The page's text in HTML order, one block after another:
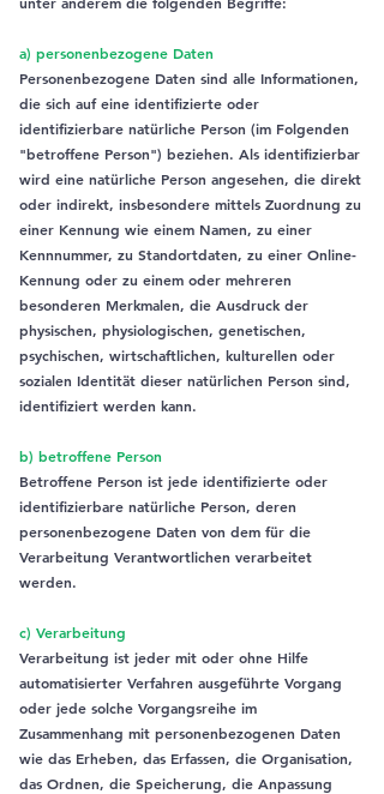
a) personenbezogene Daten
Personenbezogene Daten sind alle Informationen,
die sich auf eine identifizierte oder
identifizierbare natürliche Person (im Folgenden
"betroffene Person") beziehen. Als identifizierbar
wird eine natürliche Person angesehen, die direkt
oder indirekt, insbesondere mittels Zuordnung zu
einer Kennung wie einem Namen, zu einer
Kennnummer, zu Standortdaten, zu einer Online-
Kennung oder zu einem oder mehreren
besonderen Merkmalen, die Ausdruck der
physischen, physiologischen, genetischen,
psychischen, wirtschaftlichen, kulturellen oder
sozialen Identität dieser natürlichen Person sind,
identifiziert werden kann.
b) betroffene Person
Betroffene Person ist jede identifizierte oder
identifizierbare natürliche Person, deren
personenbezogene Daten von dem für die
Verarbeitung Verantwortlichen verarbeitet
werden.
c) Verarbeitung
Verarbeitung ist jeder mit oder ohne Hilfe
automatisierter Verfahren ausgeführte Vorgang
oder jede solche Vorgangsreihe im
Zusammenhang mit personenbezogenen Daten
wie das Erheben, das Erfassen, die Organisation,
das Ordnen, die Speicherung, die Anpassung